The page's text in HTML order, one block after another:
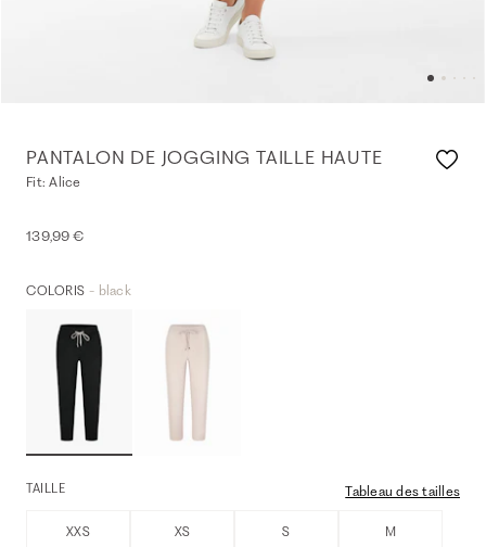
PANTALON DE JOGGING TAILLE HAUTE
Fit: Alice
139,99 €
COLORIS - black
TAILLE Tableau des tailles
XXS XS S M